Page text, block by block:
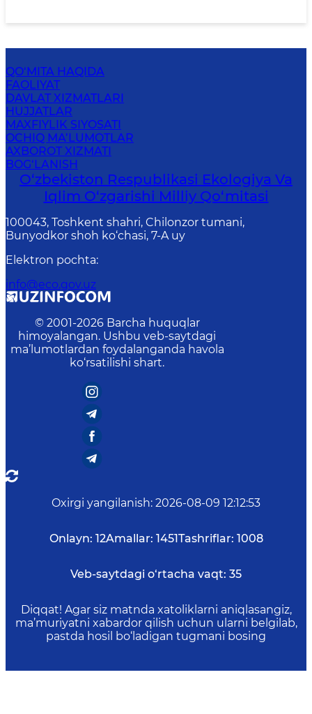
QO‘MITA HAQIDA
FAOLIYAT
DAVLAT XIZMATLARI
HUJJATLAR
MAXFIYLIK SIYOSATI
OCHIQ MA’LUMOTLAR
AXBOROT XIZMATI
BOG‘LANISH
O‘zbekiston Respublikasi Ekologiya Va
Iqlim O‘zgarishi Milliy Qo‘mitasi
100043, Toshkent shahri, Chilonzor tumani,
Bunyodkor shoh ko‘chasi, 7-A uy
Elektron pochta:
info@eco.gov.uz
© 2001-2026 Barcha huquqlar
himoyalangan. Ushbu veb-saytdagi
ma’lumotlardan foydalanganda havola
ko‘rsatilishi shart.
Oxirgi yangilanish: 2026-08-09 12:12:53
Onlayn: 12Amallar: 1451Tashriflar: 1008
Veb-saytdagi o‘rtacha vaqt: 35
Diqqat! Agar siz matnda xatoliklarni aniqlasangiz,
ma’muriyatni xabardor qilish uchun ularni belgilab,
pastda hosil bo‘ladigan tugmani bosing